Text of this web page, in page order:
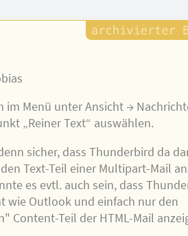
im Menü unter Ansicht →
„Reiner Text“ auswählen.
sicher, dass Thunderbird da
Text-Teil einer Multipart-Mail
es evtl. auch sein, dass
wie Outlook und einfach nur den
Content-Teil der HTML-Mail